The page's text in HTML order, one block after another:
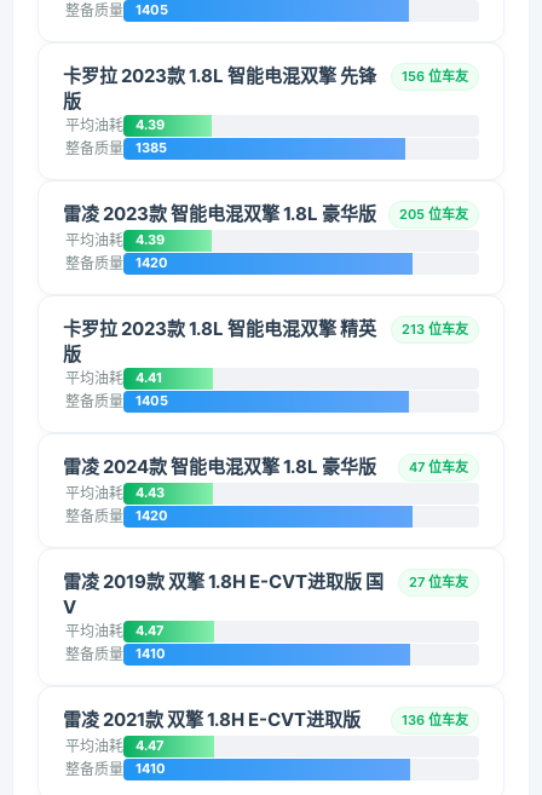
整备质量 1405
卡罗拉 2023款 1.8L 智能电混双擎 先锋
版
156 位车友
平均油耗 4.39
整备质量 1385
雷凌 2023款 智能电混双擎 1.8L 豪华版 205 位车友
平均油耗 4.39
整备质量 1420
卡罗拉 2023款 1.8L 智能电混双擎 精英
版
213 位车友
平均油耗 4.41
整备质量 1405
雷凌 2024款 智能电混双擎 1.8L 豪华版 47 位车友
平均油耗 4.43
整备质量 1420
雷凌 2019款 双擎 1.8H E-CVT进取版 国
V
27 位车友
平均油耗 4.47
整备质量 1410
雷凌 2021款 双擎 1.8H E-CVT进取版 136 位车友
平均油耗 4.47
整备质量 1410